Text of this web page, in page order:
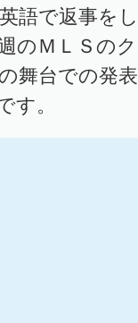
語で返事をし
のＭＬＳのク
舞台での発表
す。